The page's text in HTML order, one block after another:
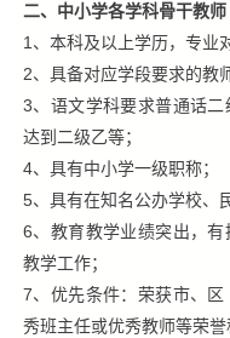
二、中小学各学科骨干教师
1、本科及以上学历，专业
2、具备对应学段要求的教
3、语文学科要求普通话
达到二级乙等；
4、具有中小学一级职称；
5、具有在知名公办学校、
6、教育教学业绩突出，
教学工作；
7、优先条件：荣获市、
秀班主任或优秀教师等荣誉